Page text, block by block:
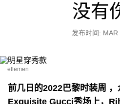
没有
发布时间:
ellemen
前几日的2022巴黎时装周 ，
Exquisite Gucci秀场上，